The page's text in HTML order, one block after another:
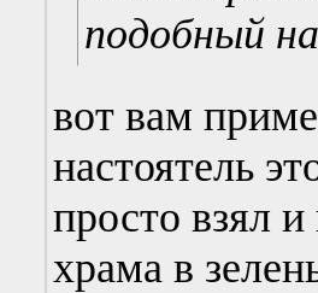
подобный
вот вам
настоятель
просто взял
храма в